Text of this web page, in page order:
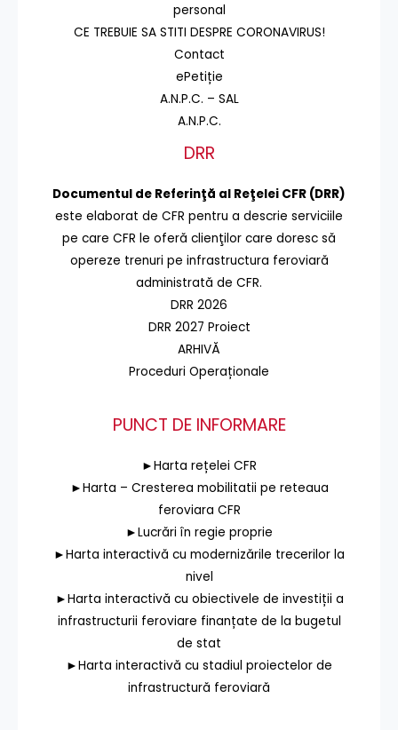
personal
CE TREBUIE SA STITI DESPRE CORONAVIRUS!
Contact
ePetiție
A.N.P.C. – SAL
A.N.P.C.
DRR
Documentul de Referinţă al Reţelei CFR (DRR)
este elaborat de CFR pentru a descrie serviciile
pe care CFR le oferă clienţilor care doresc să
opereze trenuri pe infrastructura feroviară
administrată de CFR.
DRR 2026
DRR 2027 Proiect
ARHIVĂ
Proceduri Operaționale
PUNCT DE INFORMARE
►Harta rețelei CFR
►Harta – Cresterea mobilitatii pe reteaua
feroviara CFR
►Lucrări în regie proprie
►Harta interactivă cu modernizările trecerilor la
nivel
►Harta interactivă cu obiectivele de investiții a
infrastructurii feroviare finanțate de la bugetul
de stat
►Harta interactivă cu stadiul proiectelor de
infrastructură feroviară